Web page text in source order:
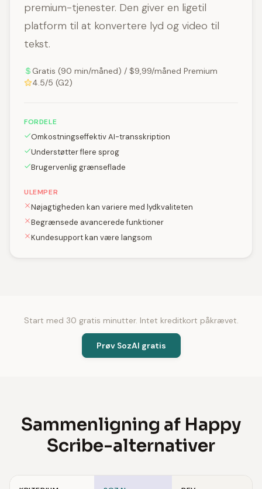
premium-tjenester. Den giver en ligetil
platform til at konvertere lyd og video til
tekst.
Gratis (90 min/måned) / $9,99/måned Premium
4.5/5 (G2)
FORDELE
Omkostningseffektiv AI-transskription
Understøtter flere sprog
Brugervenlig grænseflade
ULEMPER
Nøjagtigheden kan variere med lydkvaliteten
Begrænsede avancerede funktioner
Kundesupport kan være langsom
Start med 30 gratis minutter. Intet kreditkort påkrævet.
Prøv SozAI gratis
Sammenligning af Happy
Scribe-alternativer